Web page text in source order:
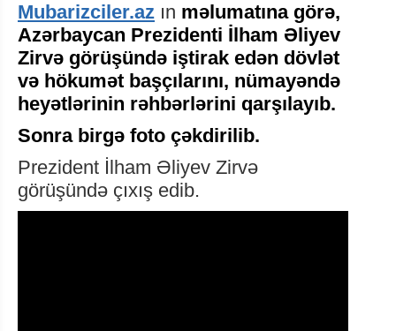
Mubarizciler.az ın məlumatına görə,
Azərbaycan Prezidenti İlham Əliyev
Zirvə görüşündə iştirak edən dövlət
və hökumət başçılarını, nümayəndə
heyətlərinin rəhbərlərini qarşılayıb.
Sonra birgə foto çəkdirilib.
Prezident İlham Əliyev Zirvə
görüşündə çıxış edib.